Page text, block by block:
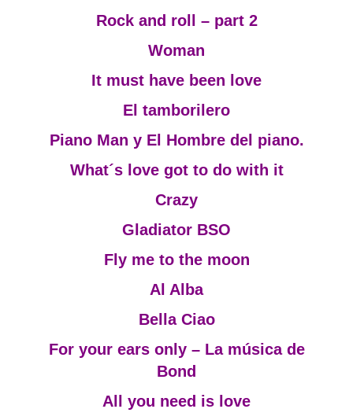
Rock and roll – part 2
Woman
It must have been love
El tamborilero
Piano Man y El Hombre del piano.
What´s love got to do with it
Crazy
Gladiator BSO
Fly me to the moon
Al Alba
Bella Ciao
For your ears only – La música de
Bond
All you need is love